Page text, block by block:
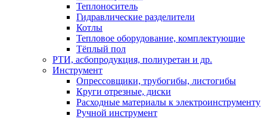
Теплоноситель
Гидравлические разделители
Котлы
Тепловое оборудование, комплектующие
Тёплый пол
РТИ, асбопродукция, полиуретан и др.
Инструмент
Опрессовщики, трубогибы, листогибы
Круги отрезные, диски
Расходные материалы к электроинструменту
Ручной инструмент